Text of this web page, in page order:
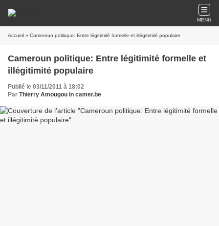
MENU
Accueil » Cameroun politique: Entre légitimité formelle et illégitimité populaire
Cameroun politique: Entre légitimité formelle et
illégitimité populaire
Publié le 03/11/2011 à 18:02
Par Thierry Amougou in camer.be